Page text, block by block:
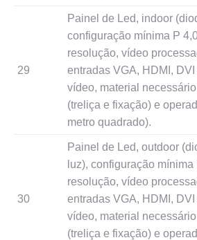
29
Painel de Led, indoor
configuração mínima P
resolução, vídeo
entradas VGA, HDMI,
vídeo, material
(treliça e fixação) e
metro quadrado).
30
Painel de Led, outdoor
luz), configuração
resolução, vídeo
entradas VGA, HDMI,
vídeo, material
(treliça e fixação) e